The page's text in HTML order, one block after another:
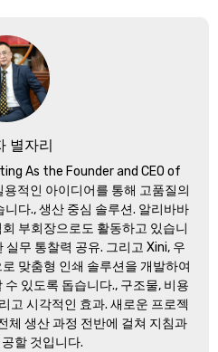
별자리
As the Founder and CEO of
용적인 아이디어를 통해 고품질의
다., 생산 중심 솔루션. 알리바바
부회장으로도 활동하고 있습니
실무 통찰력 공유. 그리고 Xini, 우
맞춤형 인쇄 솔루션을 개발하여
있도록 돕습니다., 구조물, 비용
고 시각적인 효과. 새로운 프로젝
체 생산 과정 전반에 걸쳐 지침과
할 것입니다.